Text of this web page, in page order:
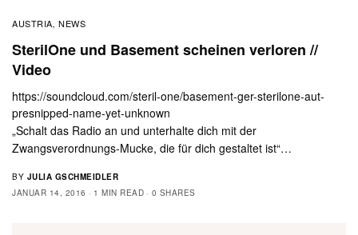
AUSTRIA, NEWS
SterilOne und Basement scheinen verloren //
Video
https://soundcloud.com/steril-one/basement-ger-sterilone-aut-
presnipped-name-yet-unknown
„Schalt das Radio an und unterhalte dich mit der
Zwangsverordnungs-Mucke, die für dich gestaltet ist“…
BY JULIA GSCHMEIDLER
JANUAR 14, 2016
1 MIN READ 0 SHARES